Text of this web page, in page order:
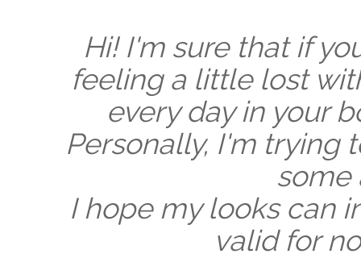
Hi! I'm sure that if
feeling a little lost
every day in your
Personally, I'm trying
some
I hope my looks can
valid for